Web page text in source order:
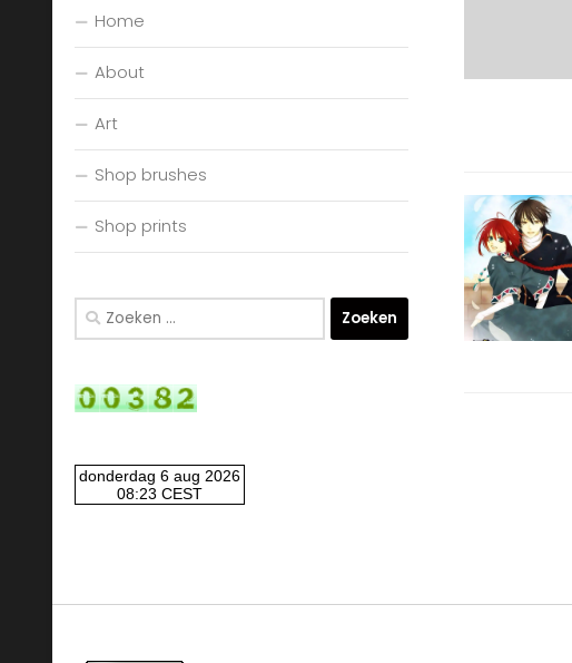
Home
About
Art
Shop brushes
Shop prints
Zoeken
naar: